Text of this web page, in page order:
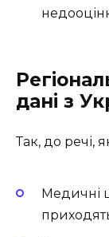
дані з
Так, до речі,
Медичні